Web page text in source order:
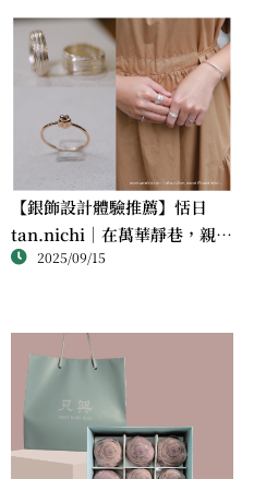
【銀飾設計體驗推薦】恬日
tan.nichi｜在萬華靜巷，親手
完成屬於自己的銀戒
2025/09/15